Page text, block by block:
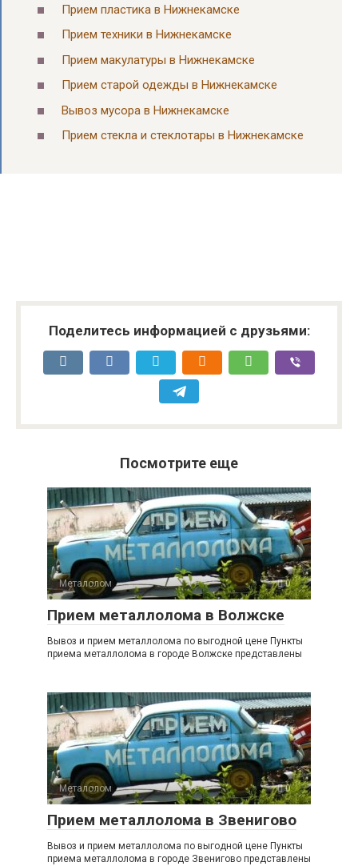
Прием пластика в Нижнекамске
Прием техники в Нижнекамске
Прием макулатуры в Нижнекамске
Прием старой одежды в Нижнекамске
Вывоз мусора в Нижнекамске
Прием стекла и стеклотары в Нижнекамске
Поделитесь информацией с друзьями:
Посмотрите еще
Металолом 0
Прием металлолома в Волжске
Вывоз и прием металлолома по выгодной цене Пункты
приема металлолома в городе Волжске представлены
Металолом 0
Прием металлолома в Звенигово
Вывоз и прием металлолома по выгодной цене Пункты
приема металлолома в городе Звенигово представлены